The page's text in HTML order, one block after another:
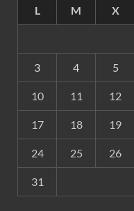
L
M X
3 4 5
10 11 12
17 18 19
24 25 26
31